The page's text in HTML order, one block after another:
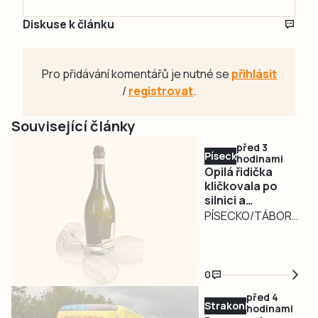
Diskuse k článku
Pro přidávání komentářů je nutné se přihlásit
/registrovat.
Související články
Písecko
před 3
hodinami
Opilá řidička
kličkovala po
silnici a
ohrožovala
PÍSECKO/TÁBORSKO
automobil
zaměstnal ve
středu v poledne
0
Strakonicko
před 4
hodinami